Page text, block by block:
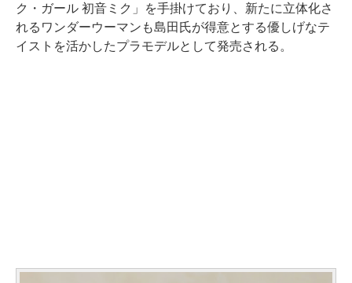
ク・ガール 初音ミク」を手掛けており、新たに立体化さ
れるワンダーウーマンも島田氏が得意とする優しげなテ
イストを活かしたプラモデルとして発売される。